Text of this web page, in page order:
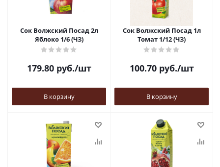
Сок Волжский Посад 2л
Яблоко 1/6 (ЧЗ)
179.80руб./шт
В корзину
Сок Волжский Посад 1л
Томат 1/12 (ЧЗ)
100.70руб./шт
В корзину